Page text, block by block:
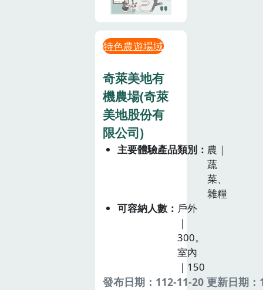
特色農遊場域
奇萊美地有
機農場(奇萊
美地股份有
限公司)
主要體驗產品類別
農｜
蔬
菜、
雜糧
可容納人數
戶外
｜
300。
室內
｜150
發布日期：112-11-20 更新日期